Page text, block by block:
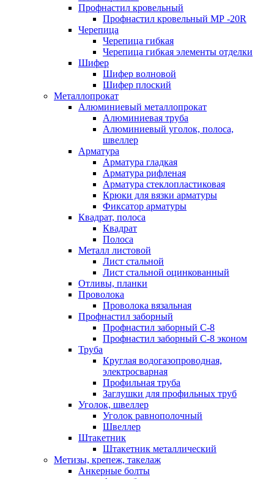
Профнастил кровельный
Профнастил кровельный МР -20R
Черепица
Черепица гибкая
Черепица гибкая элементы отделки
Шифер
Шифер волновой
Шифер плоский
Металлопрокат
Алюминиевый металлопрокат
Алюминиевая труба
Алюминиевый уголок, полоса,
швеллер
Арматура
Арматура гладкая
Арматура рифленая
Арматура стеклопластиковая
Крюки для вязки арматуры
Фиксатор арматуры
Квадрат, полоса
Квадрат
Полоса
Металл листовой
Лист стальной
Лист стальной оцинкованный
Отливы, планки
Проволока
Проволока вязальная
Профнастил заборный
Профнастил заборный С-8
Профнастил заборный С-8 эконом
Труба
Круглая водогазопроводная,
электросварная
Профильная труба
Заглушки для профильных труб
Уголок, швеллер
Уголок равнополочный
Швеллер
Штакетник
Штакетник металлический
Метизы, крепеж, такелаж
Анкерные болты